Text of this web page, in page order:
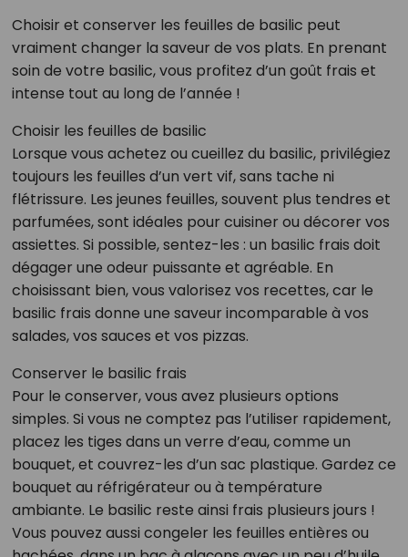
Choisir et conserver les feuilles de basilic peut
vraiment changer la saveur de vos plats. En prenant
soin de votre basilic, vous profitez d’un goût frais et
intense tout au long de l’année !
Choisir les feuilles de basilic
Lorsque vous achetez ou cueillez du basilic, privilégiez
toujours les feuilles d’un vert vif, sans tache ni
flétrissure. Les jeunes feuilles, souvent plus tendres et
parfumées, sont idéales pour cuisiner ou décorer vos
assiettes. Si possible, sentez-les : un basilic frais doit
dégager une odeur puissante et agréable. En
choisissant bien, vous valorisez vos recettes, car le
basilic frais donne une saveur incomparable à vos
salades, vos sauces et vos pizzas.
Conserver le basilic frais
Pour le conserver, vous avez plusieurs options
simples. Si vous ne comptez pas l’utiliser rapidement,
placez les tiges dans un verre d’eau, comme un
bouquet, et couvrez-les d’un sac plastique. Gardez ce
bouquet au réfrigérateur ou à température
ambiante. Le basilic reste ainsi frais plusieurs jours !
Vous pouvez aussi congeler les feuilles entières ou